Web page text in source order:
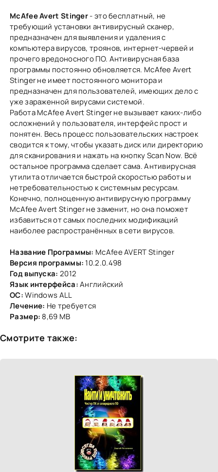
McAfee Avert Stinger- это бесплатный, не
требующий установки антивирусный сканер,
предназначен для выявления и удаления с
компьютера вирусов, троянов, интернет-червей и
прочего вредоносного ПО. Антивирусная база
программы постоянно обновляется. McAfee Avert
Stinger не имеет постоянного монитора и
предназначен для пользователей, имеющих дело с
уже зараженной вирусами системой.
Работа McAfee Avert Stinger не вызывает каких-либо
осложнений у пользователя, интерфейс прост и
понятен. Весь процесс пользовательских настроек
сводится к тому, чтобы указать диск или директорию
для сканирования и нажать на кнопку Scan Now. Всё
остальное программа сделает сама. Антивирусная
утилита отличается быстрой скоростью работы и
нетребовательностью к системным ресурсам.
Конечно, полноценную антивирусную программу
McAfee Avert Stinger не заменит, но она поможет
избавиться от самых последних модификаций
наиболее распространённых в сети вирусов.
Название Программы: McAfee AVERT Stinger
Версия программы: 10.2.0.498
Год выпуска: 2012
Язык интерфейса:Английский
ОС:Windows ALL
Лечение: Не требуется
Размер: 8,69 МВ
Смотрите также: